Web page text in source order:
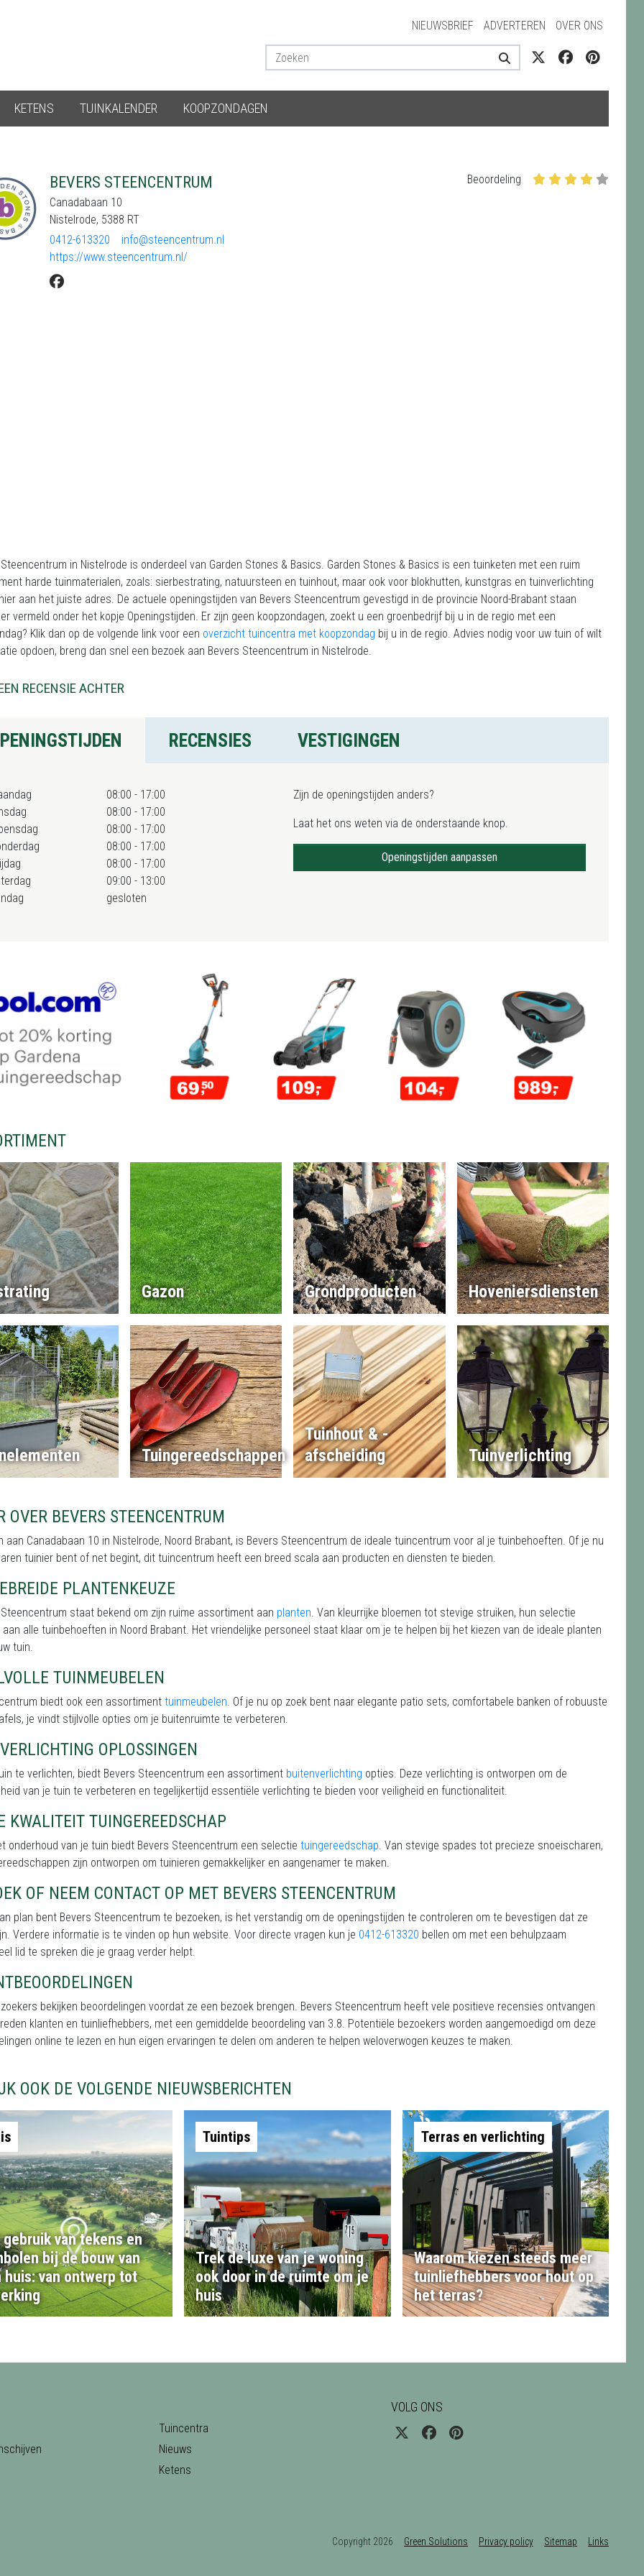
NIEUWSBRIEF ADVERTEREN OVER ONS
KETENS TUINKALENDER KOOPZONDAGEN
BEVERS STEENCENTRUM
Canadabaan 10
Nistelrode, 5388 RT
0412-613320
info@steencentrum.nl
https://www.steencentrum.nl/
Beoordeling
in Nistelrode is onderdeel van Garden Stones & Basics. Garden Stones & Basics is een tuinketen met een ruim
harde tuinmaterialen, zoals: sierbestrating, natuursteen en tuinhout, maar ook voor blokhutten, kunstgras en tuinverlichting
aan het juiste adres. De actuele openingstijden van Bevers Steencentrum gevestigd in de provincie Noord-Brabant staan
vermeld onder het kopje Openingstijden. Er zijn geen koopzondagen, zoekt u een groenbedrijf bij u in de regio met een
Klik dan op de volgende link voor een overzicht tuincentra met koopzondag bij u in de regio. Advies nodig voor uw tuin of wilt
opdoen, breng dan snel een bezoek aan Bevers Steencentrum in Nistelrode.
RECENSIE ACHTER
RECENSIES VESTIGINGEN
08:00 - 17:00
08:00 - 17:00
08:00 - 17:00
08:00 - 17:00
08:00 - 17:00
09:00 - 13:00
gesloten
Zijn de openingstijden anders?
Laat het ons weten via de onderstaande knop.
Openingstijden aanpassen
Gazon Grondproducten Hoveniersdiensten
Tuingereedschappen
Tuinhout & -
afscheiding
Tuinverlichting
OVER BEVERS STEENCENTRUM
aan Canadabaan 10 in Nistelrode, Noord Brabant, is Bevers Steencentrum de ideale tuincentrum voor al je tuinbehoeften. Of je nu
tuinier bent of net begint, dit tuincentrum heeft een breed scala aan producten en diensten te bieden.
PLANTENKEUZE
staat bekend om zijn ruime assortiment aan planten . Van kleurrijke bloemen tot stevige struiken, hun selectie
alle tuinbehoeften in Noord Brabant. Het vriendelijke personeel staat klaar om je te helpen bij het kiezen van de ideale planten
tuin.
TUINMEUBELEN
biedt ook een assortiment tuinmeubelen . Of je nu op zoek bent naar elegante patio sets, comfortabele banken of robuuste
je vindt stijlvolle opties om je buitenruimte te verbeteren.
OPLOSSINGEN
te verlichten, biedt Bevers Steencentrum een assortiment buitenverlichting opties. Deze verlichting is ontworpen om de
van je tuin te verbeteren en tegelijkertijd essentiële verlichting te bieden voor veiligheid en functionaliteit.
KWALITEIT TUINGEREEDSCHAP
onderhoud van je tuin biedt Bevers Steencentrum een selectie tuingereedschap . Van stevige spades tot precieze snoeischaren,
zijn ontworpen om tuinieren gemakkelijker en aangenamer te maken.
OF NEEM CONTACT OP MET BEVERS STEENCENTRUM
plan bent Bevers Steencentrum te bezoeken, is het verstandig om de openingstijden te controleren om te bevestigen dat ze
Verdere informatie is te vinden op hun website. Voor directe vragen kun je 0412-613320 bellen om met een behulpzaam
lid te spreken die je graag verder helpt.
bekijken beoordelingen voordat ze een bezoek brengen. Bevers Steencentrum heeft vele positieve recensies ontvangen
klanten en tuinliefhebbers, met een gemiddelde beoordeling van 3.8. Potentiële bezoekers worden aangemoedigd om deze
online te lezen en hun eigen ervaringen te delen om anderen te helpen weloverwogen keuzes te maken.
OOK DE VOLGENDE NIEUWSBERICHTEN
gebruik van tekens en
bij de bouw van
huis: van ontwerp tot
Tuintips
Trek de luxe van je woning
ook door in de ruimte om je
huis
Terras en verlichting
Waarom kiezen steeds meer
tuinliefhebbers voor hout op
het terras?
Tuincentra
Nieuws
Ketens
VOLG ONS
Copyright 2026 Green Solutions Privacy policy Sitemap Links